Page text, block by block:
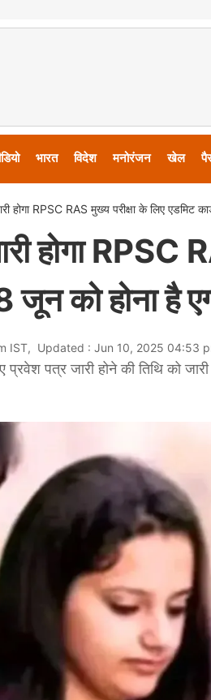
भारत विदेश मनोरंजन खेल
होगा RPSC RAS मुख्य परीक्षा के लिए एडमिट
होगा RPSC
को होना है
IST, Updated : Jun 10, 2025 04:53
पत्र जारी होने की तिथि को